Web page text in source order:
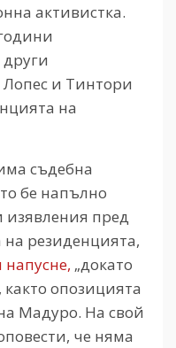
активистка.
и Тинтори
на
съдебна
бе напълно
изявления пред
резиденцията,
„докато
опозицията
Мадуро. На свой
че няма